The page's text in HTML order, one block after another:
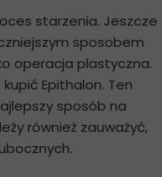
starzenia. Jeszcze
sposobem
operacja plastyczna.
Epithalon. Ten
sposób na
również zauważyć,